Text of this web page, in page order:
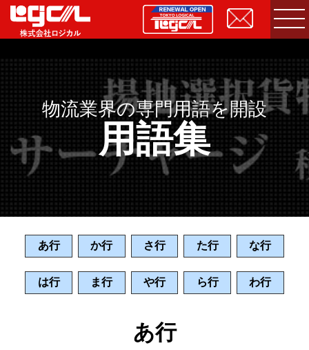
物流業界の専門用語を開設
用語集
あ行 か行 さ行 た行 な行
は行 ま行 や行 ら行 わ行
あ行